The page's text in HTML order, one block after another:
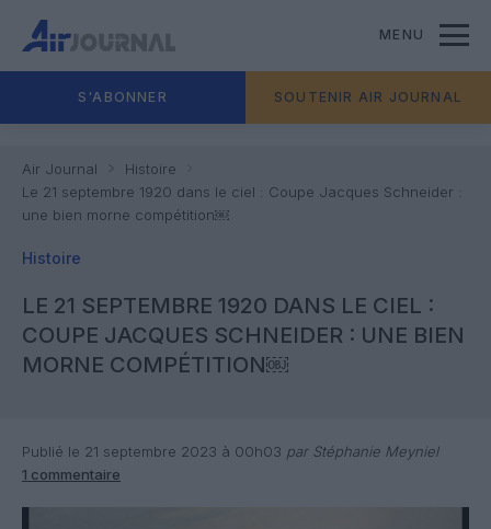
MENU
S'ABONNER SOUTENIR AIR JOURNAL
Air Journal
Histoire
Le 21 septembre 1920 dans le ciel : Coupe Jacques Schneider :
une bien morne compétition￼
Histoire
LE 21 SEPTEMBRE 1920 DANS LE CIEL :
COUPE JACQUES SCHNEIDER : UNE BIEN
MORNE COMPÉTITION￼
Publié le 21 septembre 2023 à 00h03 par Stéphanie Meyniel
1 commentaire